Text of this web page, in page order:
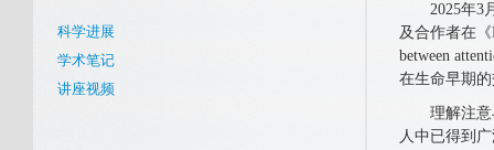
科学进展
学术笔记
讲座视频
2025年3月
及合作者在《
between
在生命早期
理解注意与
人中已得到